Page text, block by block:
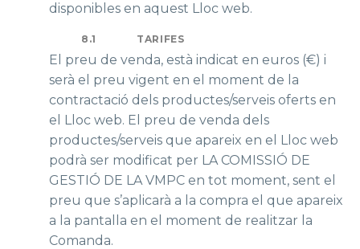
disponibles en aquest Lloc web.
8.1 TARIFES
El preu de venda, està indicat en euros (€) i
serà el preu vigent en el moment de la
contractació dels productes/serveis oferts en
el Lloc web. El preu de venda dels
productes/serveis que apareix en el Lloc web
podrà ser modificat per LA COMISSIÓ DE
GESTIÓ DE LA VMPC en tot moment, sent el
preu que s’aplicarà a la compra el que apareix
a la pantalla en el moment de realitzar la
Comanda.